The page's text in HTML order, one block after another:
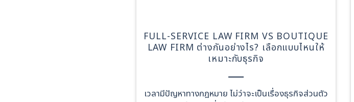
FULL-SERVICE LAW FIRM VS BOUTIQUE
LAW FIRM ต่างกันอย่างไร? เลือกแบบไหนให้
เหมาะกับธุรกิจ
เวลามีปัญหาทางกฎหมาย ไม่ว่าจะเป็นเรื่องธุรกิจส่วนตัว